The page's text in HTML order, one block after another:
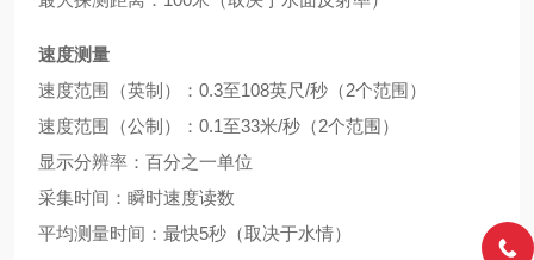
速度测量
速度范围（英制）：0.3至108英尺/秒（2个范围）
速度范围（公制）：0.1至33米/秒（2个范围）
显示分辨率：百分之一单位
采集时间：瞬时速度读数
平均测量时间：最快5秒（取决于水情）